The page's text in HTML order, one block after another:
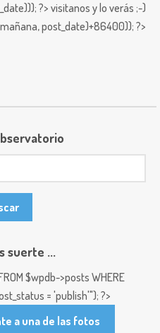
?>visitanos y lo verás ;-)
mañana,post_date)+86400)); ?>
suerte ...
$wpdb->posts WHERE
= 'publish'"); ?>
a una de las fotos